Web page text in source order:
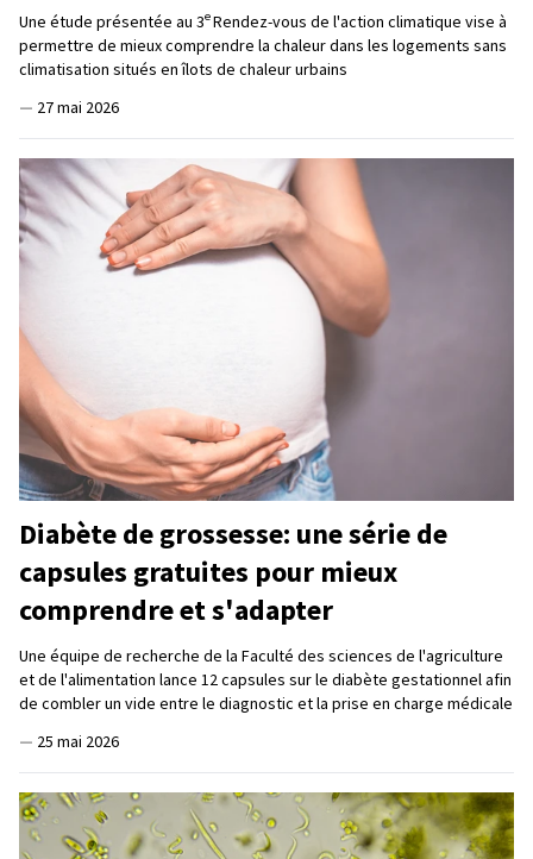
Une étude présentée au 3eRendez-vous de l'action climatique vise à
permettre de mieux comprendre la chaleur dans les logements sans
climatisation situés en îlots de chaleur urbains
— 27 mai 2026
Diabète de grossesse: une série de
capsules gratuites pour mieux
comprendre et s'adapter
Une équipe de recherche de la Faculté des sciences de l'agriculture
et de l'alimentation lance 12 capsules sur le diabète gestationnel afin
de combler un vide entre le diagnostic et la prise en charge médicale
— 25 mai 2026